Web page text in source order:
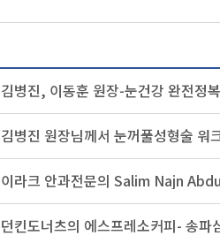
김병진, 이동훈 원장-눈건강 완전정
김병진 원장님께서 눈꺼풀성형술 워
이라크 안과전문의 Salim Najn
던킨도너츠의 에스프레소커피- 송